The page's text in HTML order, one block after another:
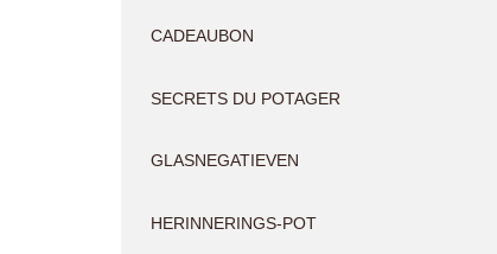
CADEAUBON
SECRETS DU POTAGER
GLASNEGATIEVEN
HERINNERINGS-POT